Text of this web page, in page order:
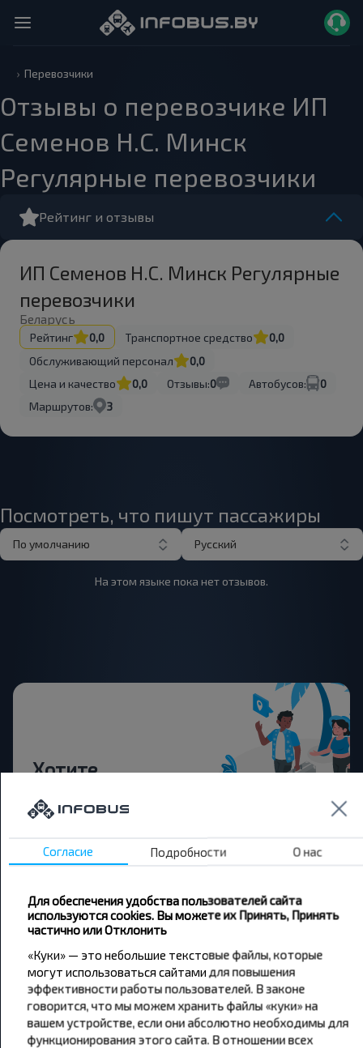
Перевозчики
Отзывы о перевозчике ИП
Семенов Н.С. Минск
Регулярные перевозчики
Рейтинг и отзывы
ИП Семенов Н.С. Минск Регулярные
перевозчики
Беларусь
Рейтинг 0,0 Транспортное средство
0,0
Обслуживающий персонал
0,0
Цена и качество
0,0 Отзывы:0 Автобусов:
0
Маршрутов:
3
Посмотреть, что пишут пассажиры
По умолчанию Русский
На этом языке пока нет отзывов.
Хотите
путешествовать
дешевле?
Не пропусти специальные акции, скидки и
Подпишись на получение новостей и
путешествуй с нами дешевле!
Подписаться
Согласие Подробности О нас
Для обеспечения удобства пользователей сайта
используются cookies. Вы можете их Принять, Принять
частично или Отклонить
«Куки» — это небольшие текстовые файлы, которые
могут использоваться сайтами для повышения
эффективности работы пользователей. В законе
говорится, что мы можем хранить файлы «куки» на
вашем устройстве, если они абсолютно необходимы для
функционирования этого сайта. В отношении всех